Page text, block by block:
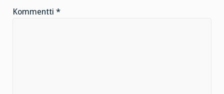
Kommentti *